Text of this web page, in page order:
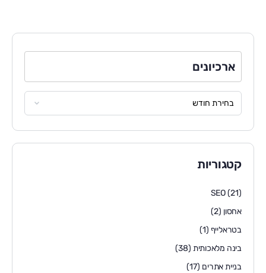
ארכיונים
קטגוריות
SEO(21)
אחסון (2)
בטראלייף (1)
בינה מלאכותית (38)
בניית אתרים (17)